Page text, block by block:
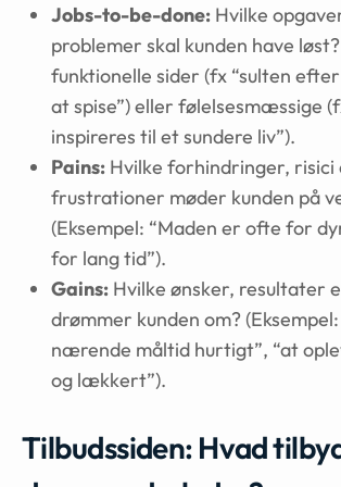
Jobs-to-be-done: Hvilke
problemer skal kunden have
funktionelle sider (fx “sulten
at spise”) eller følelsesmæssige
inspireres til et sundere liv”).
Pains: Hvilke forhindringer, risici
frustrationer møder kunden på
(Eksempel: “Maden er ofte for
for lang tid”).
Gains: Hvilke ønsker, resultater
drømmer kunden om?
nærende måltid hurtigt”, “at
og lækkert”).
Tilbudssiden: Hvad